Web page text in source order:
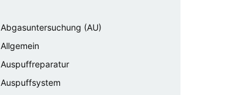
Abgasuntersuchung (AU)
Allgemein
Auspuffreparatur
Auspuffsystem